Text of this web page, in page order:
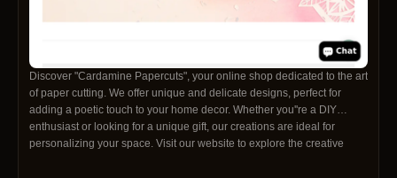
Discover "Cardamine Papercuts", your online shop dedicated to the art
of paper cutting. We offer unique and delicate designs, perfect for
adding a poetic touch to your home decor. Whether you''re a DIY
enthusiast or looking for a unique gift, our creations are ideal for
personalizing your space. Visit our website to explore the creative